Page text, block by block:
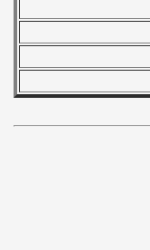
- 2008
- 2009
- 2010